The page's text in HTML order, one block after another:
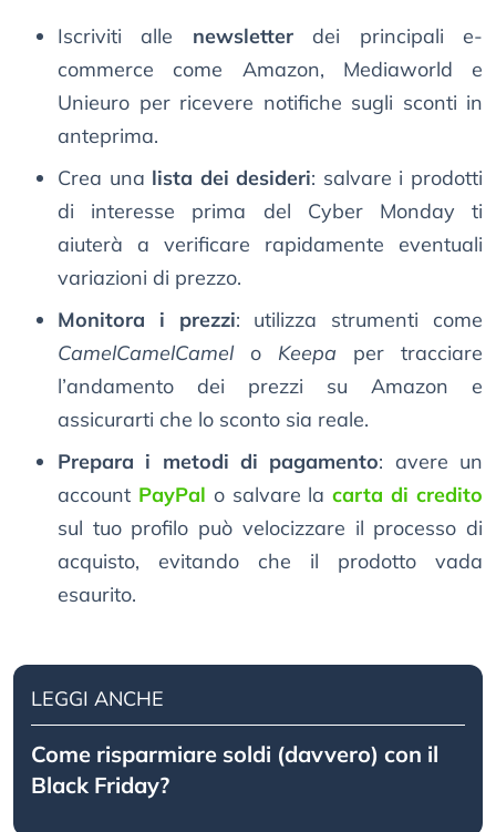
Iscriviti alle newsletterdei principali e-
commerce come Amazon, Mediaworld e
Unieuro per ricevere notifiche sugli sconti in
anteprima.
Crea una lista dei desideri: salvare i prodotti
di interesse prima del Cyber Monday ti
aiuterà a verificare rapidamente eventuali
variazioni di prezzo.
Monitora i prezzi: utilizza strumenti come
CamelCamelCamelo Keepa per tracciare
l’andamento dei prezzi su Amazon e
assicurarti che lo sconto sia reale.
Prepara i metodi di pagamento: avere un
account PayPal o salvare lacarta di credito
sul tuo profilo può velocizzare il processo di
acquisto, evitando che il prodotto vada
esaurito.
LEGGI ANCHE
Come risparmiare soldi (davvero) con il
Black Friday?